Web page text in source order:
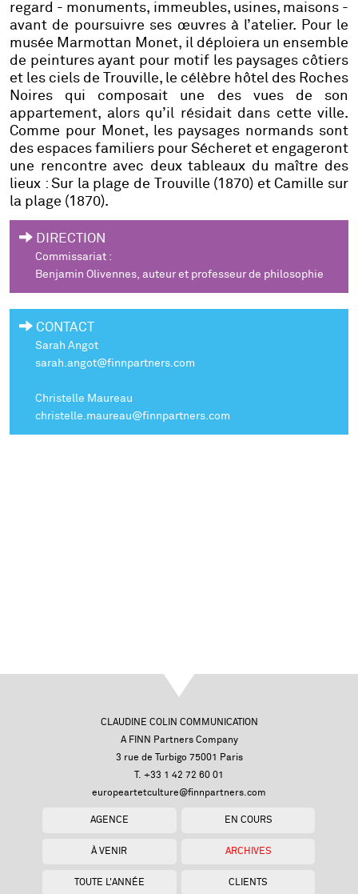
regard - monuments, immeubles, usines, maisons -
avant de poursuivre ses œuvres à l’atelier. Pour le
musée Marmottan Monet, il déploiera un ensemble
de peintures ayant pour motif les paysages côtiers
et les ciels de Trouville, le célèbre hôtel des Roches
Noires qui composait une des vues de son
appartement, alors qu’il résidait dans cette ville.
Comme pour Monet, les paysages normands sont
des espaces familiers pour Sécheret et engageront
une rencontre avec deux tableaux du maître des
lieux : Sur la plage de Trouville (1870) et Camille sur
la plage (1870).
DIRECTION
Commissariat :
Benjamin Olivennes, auteur et professeur de philosophie
CONTACT
Sarah Angot
sarah.angot@finnpartners.com
Christelle Maureau
christelle.maureau@finnpartners.com
CLAUDINE COLIN COMMUNICATION
A FINN Partners Company
3 rue de Turbigo 75001 Paris
T. +33 1 42 72 60 01
europeartetculture@finnpartners.com
AGENCE EN COURS
À VENIR ARCHIVES
TOUTE L'ANNÉE CLIENTS